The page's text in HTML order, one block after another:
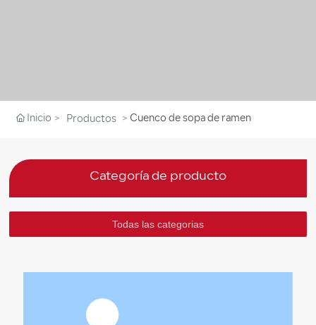
Inicio Productos Cuenco de sopa de ramen
Categoría de producto
Todas las categorias